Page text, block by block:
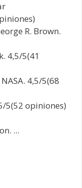
R. Brown.
4,5/5(41
4,5/5(68
5(52 opiniones)
...